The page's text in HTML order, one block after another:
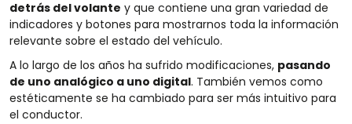
detrás del volante y que contiene una gran variedad de
indicadores y botones para mostrarnos toda la información
relevante sobre el estado del vehículo.
A lo largo de los años ha sufrido modificaciones, pasando
de uno analógico a uno digital. También vemos como
estéticamente se ha cambiado para ser más intuitivo para
el conductor.